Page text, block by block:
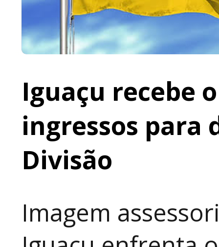
Iguaçu recebe
ingressos para
Divisão
Imagem